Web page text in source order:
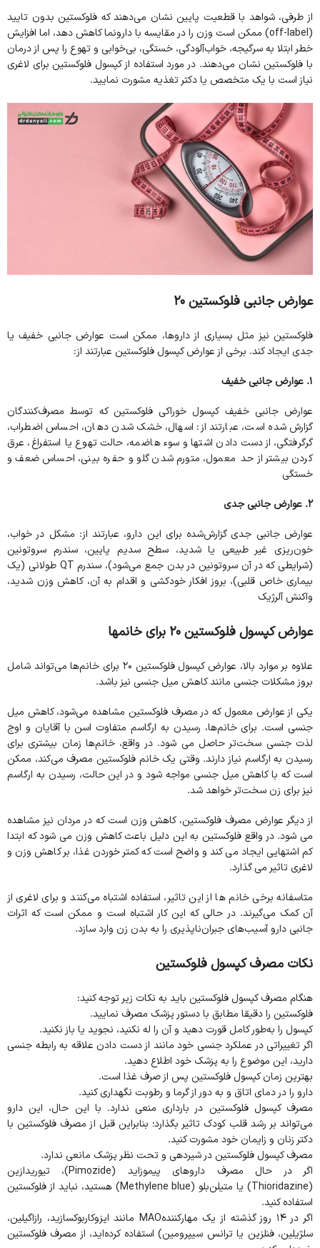
از طرفی، شواهد با قطعیت پایین نشان می‌دهند که فلوکستین بدون تایید
(off-label) ممکن است وزن را در مقایسه با دارونما کاهش دهد، اما افزایش
خطر ابتلا به سرگیجه، خواب‌آلودگی، خستگی، بی‌خوابی و تهوع را پس از درمان
با فلوکستین نشان می‌دهند. در مورد استفاده از کپسول فلوکستین برای لاغری
نیاز است با یک متخصص یا دکتر تغذیه مشورت نمایید.
عوارض جانبی فلوکستین 20
فلوکستین نیز مثل بسیاری از داروها، ممکن است عوارض جانبی خفیف یا
جدی ایجاد کند. برخی از عوارض کپسول فلوکستین عبارتند از:
۱. عوارض جانبی خفیف
عوارض جانبی خفیف کپسول خوراکی فلوکستین که توسط مصرف‌کنندگان
گزارش شده است، عبارتند از: اسهال، خشک شدن دهان، احساس اضطراب،
گرگرفتگی، از دست دادن اشتها و سوء هاضمه، حالت تهوع یا استفراغ، عرق
کردن بیشتر از حد معمول، متورم شدن گلو و حفره بینی، احساس ضعف و
خستگی
۲. عوارض جانبی جدی
عوارض جانبی جدی گزارش‌شده برای این دارو، عبارتند از: مشکل در خواب،
خون‌ریزی غیر طبیعی یا شدید، سطح سدیم پایین، سندرم سروتونین
(شرایطی که در آن سروتونین در بدن جمع می‌شود)، سندرم QT طولانی (یک
بیماری خاص قلبی)، بروز افکار خودکشی و اقدام به آن، کاهش وزن شدید،
واکنش آلرژیک
عوارض کپسول فلوکستین ۲۰ برای خانمها
علاوه بر موارد بالا، عوارض کپسول فلوکستین ۲۰ برای خانم‌ها می‌تواند شامل
بروز مشکلات جنسی مانند کاهش میل جنسی نیز باشد.
یکی از عوارض معمول که در مصرف فلوکستین مشاهده می‌شود، کاهش میل
جنسی است. برای خانم‌ها، رسیدن به ارگاسم متفاوت اسن با آقایان و اوج
لذت جنسی سخت‌تر حاصل می شود. در واقع، خانم‌ها زمان بیشتری برای
رسیدن به ارگاسم نیاز دارند. وقتی یک خانم فلوکستین مصرف می‌کند، ممکن
است که با کاهش میل جنسی مواجه شود و در این حالت، رسیدن به ارگاسم
نیز برای زن سخت‌تر خواهد شد.
از دیگر عوارض مصرف فلوکستین، کاهش وزن است که در مردان نیز مشاهده
می شود. در واقع فلوکستین به این دلیل باعث کاهش وزن می شود که ابتدا
کم اشتهایی ایجاد می کند و واضح است که کمتر خوردن غذا، بر کاهش وزن و
لاغری تاثیر می گذارد.
متاسفانه برخی خانم ها از این تاثیر، استفاده‌ اشتباه می‌کنند و برای لاغری از
آن کمک می‌گیرند. در حالی که این کار اشتباه است و ممکن است که اثرات
جانبی دارو آسیب‌های جبران‌ناپذیری را به بدن زن وارد سازد.
نکات مصرف کپسول فلوکستین
هنگام مصرف کپسول فلوکستین باید به نکات زیر توجه کنید:
فلوکستین را دقیقا مطابق با دستور پزشک مصرف نمایید.
کپسول را به‌طور کامل قورت دهید و آن را له نکنید، نجوید یا باز نکنید.
اگر تغییراتی در عملکرد جنسی خود مانند از دست دادن علاقه به رابطه جنسی
دارید، این موضوع را به پزشک خود اطلاع دهید.
بهترین زمان کپسول فلوکستین پس از صرف غذا است.
دارو را در دمای اتاق و به دور از گرما و رطوبت نگهداری کنید.
مصرف کپسول فلوکستین در بارداری منعی ندارد. با این حال، این دارو
می‌تواند بر رشد قلب کودک تاثیر بگذارد؛ بنابراین قبل از مصرف فلوکستین با
دکتر زنان و زایمان خود مشورت کنید.
مصرف کپسول فلوکستین در شیردهی و تحت نظر پزشک مانعی ندارد.
اگر در حال مصرف داروهای پیموزاید (Pimozide)، تیوریدازین
(Thioridazine) یا متیلن‌بلو (Methylene blue) هستید، نباید از فلوکستین
استفاده کنید.
اگر در ۱۴ روز گذشته از یک مهارکنندهMAO مانند ایزوکاربوکسازید، رازاگیلین،
سلژیلین، فنلزین یا ترانس سیپرومین) استفاده کرده‌اید، از مصرف فلوکستین